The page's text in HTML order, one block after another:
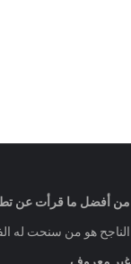
من أفضل ما قرأت عن
الناجح هو من سنحت له
غير معروف